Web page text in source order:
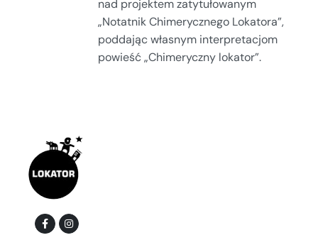
nad projektem zatytułowanym
„Notatnik Chimerycznego Lokatora”,
poddając własnym interpretacjom
powieść „Chimeryczny lokator”.